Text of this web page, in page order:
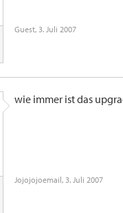
Guest, 3. Juli 2007
wie immer ist das
Jojojojoemail, 3. Juli 2007